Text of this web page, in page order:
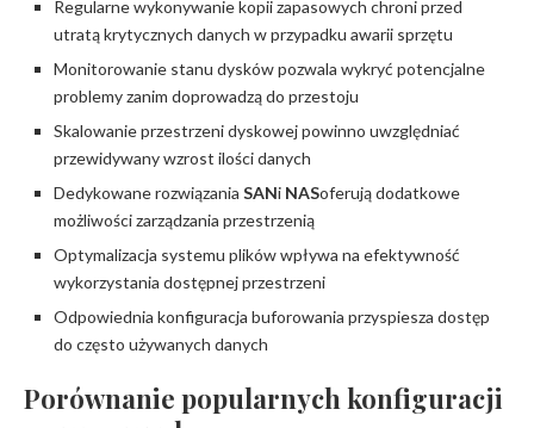
Regularne wykonywanie kopii zapasowych chroni przed
utratą krytycznych danych w przypadku awarii sprzętu
Monitorowanie stanu dysków pozwala wykryć potencjalne
problemy zanim doprowadzą do przestoju
Skalowanie przestrzeni dyskowej powinno uwzględniać
przewidywany wzrost ilości danych
Dedykowane rozwiązania SANi NASoferują dodatkowe
możliwości zarządzania przestrzenią
Optymalizacja systemu plików wpływa na efektywność
wykorzystania dostępnej przestrzeni
Odpowiednia konfiguracja buforowania przyspiesza dostęp
do często używanych danych
Porównanie popularnych konfiguracji